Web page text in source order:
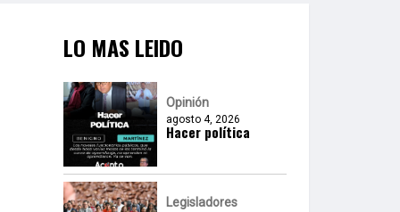
LO MAS LEIDO
Opinión
agosto 4, 2026
Hacer política
Legisladores